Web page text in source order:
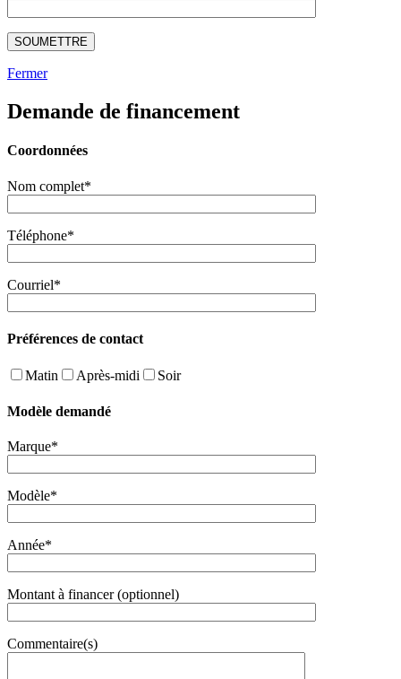
Fermer
Demande de financement
Coordonnées
Nom complet*
Téléphone*
Courriel*
Préférences de contact
Matin Après-midi Soir
Modèle demandé
Marque*
Modèle*
Année*
Montant à financer (optionnel)
Commentaire(s)